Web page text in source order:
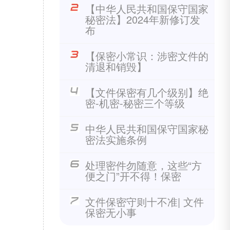
【中华人民共和国保守国家
秘密法】2024年新修订发
布
【保密小常识：涉密文件的
清退和销毁】
【文件保密有几个级别】绝
密-机密-秘密三个等级
中华人民共和国保守国家秘
密法实施条例
处理密件勿随意，这些“方
便之门”开不得！保密
文件保密守则十不准| 文件
保密无小事